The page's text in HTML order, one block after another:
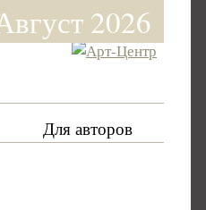
2026
Для авторов